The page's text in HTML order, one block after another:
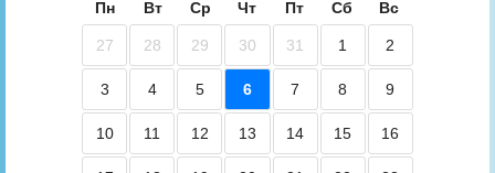
Пн Вт Ср Чт Пт Сб Вс
27 28 29 30 31 1 2
3 4 5 6 7 8 9
10 11 12 13 14 15 16